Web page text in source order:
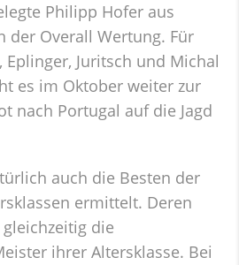
Philipp Hofer aus
der Overall Wertung. Für
Juritsch und Michal
es im Oktober weiter zur
nach Portugal auf die Jagd
auch die Besten der
ermittelt. Deren
die
ihrer Altersklasse. Bei